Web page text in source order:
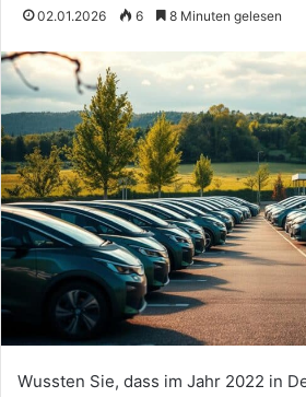
02.01.2026 6 8 Minuten gelesen
Wussten Sie, dass im Jahr 2022 in